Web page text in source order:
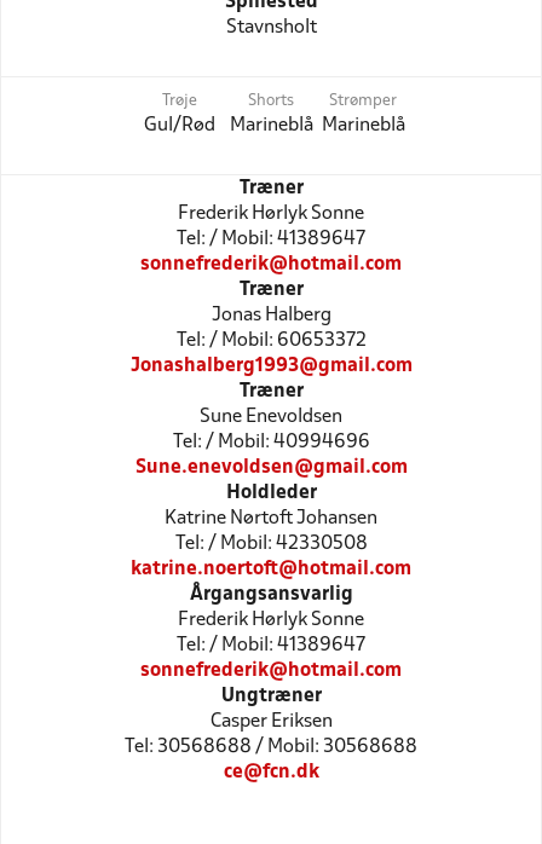
Stavnsholt
Trøje
Gul/Rød
Shorts
Marineblå
Strømper
Marineblå
Træner
Frederik Hørlyk Sonne
Tel: / Mobil: 41389647
sonnefrederik@hotmail.com
Træner
Jonas Halberg
Tel: / Mobil: 60653372
Jonashalberg1993@gmail.com
Træner
Sune Enevoldsen
Tel: / Mobil: 40994696
Sune.enevoldsen@gmail.com
Holdleder
Katrine Nørtoft Johansen
Tel: / Mobil: 42330508
katrine.noertoft@hotmail.com
Årgangsansvarlig
Frederik Hørlyk Sonne
Tel: / Mobil: 41389647
sonnefrederik@hotmail.com
Ungtræner
Casper Eriksen
Tel: 30568688 / Mobil: 30568688
ce@fcn.dk